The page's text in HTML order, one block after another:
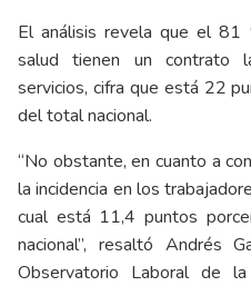
El análisis revela que el
salud tienen un contrato
servicios, cifra que está 22
del total nacional.
“No obstante, en cuanto a
la incidencia en los
cual está 11,4 puntos
nacional”, resaltó Andrés
Observatorio Laboral de